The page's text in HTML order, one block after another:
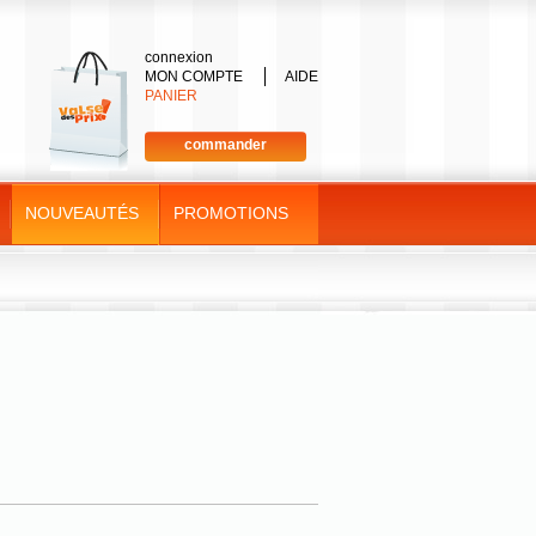
AIDE
MON COMPTE
connexion
PANIER
commander
NOUVEAUTÉS PROMOTIONS